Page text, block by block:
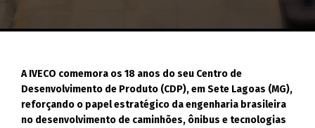
A IVECO comemora os 18 anos do seu Centro de
Desenvolvimento de Produto (CDP), em Sete Lagoas (MG),
reforçando o papel estratégico da engenharia brasileira
no desenvolvimento de caminhões, ônibus e tecnologias